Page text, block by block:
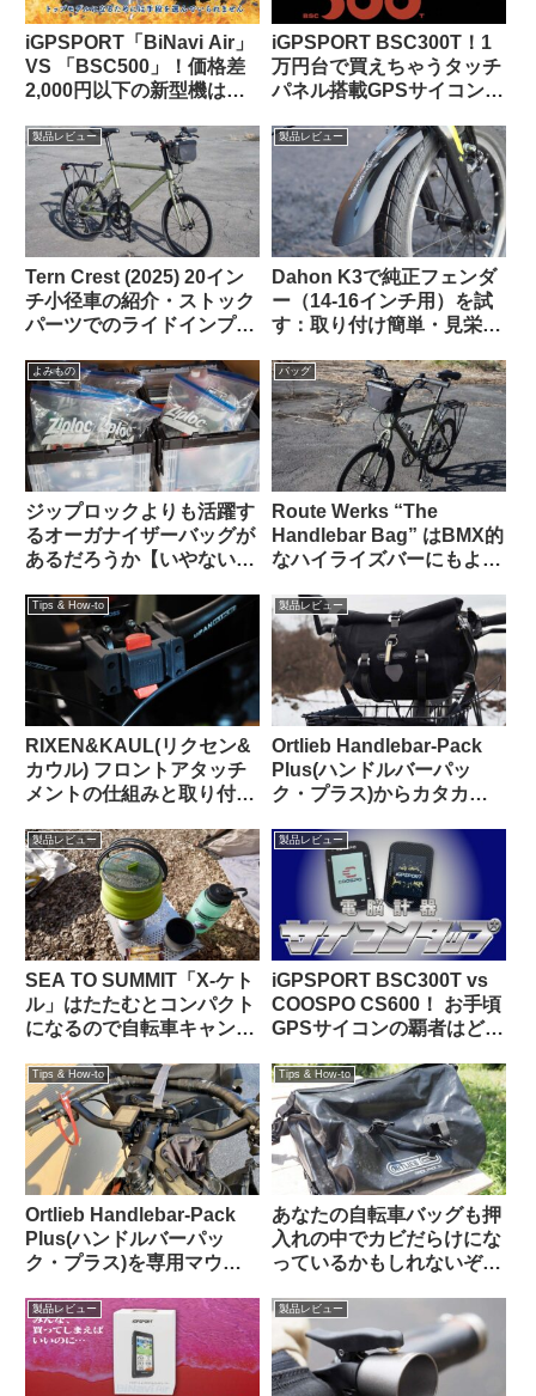
iGPSPORT「BiNavi Air」
VS 「BSC500」！価格差
2,000円以下の新型機は、
るの？
iGPSPORT BSC300T！1
万円台で買えちゃうタッチ
パネル搭載GPSサイコンっ
製品レビュー
Tern Crest (2025) 20イン
チ小径車の紹介・ストック
パーツでのライドインプレ
い上質なミニベロ】
製品レビュー
Dahon K3で純正フェンダ
ー（14-16インチ用）を試
す：取り付け簡単・見栄え
きる？
よみもの
ジップロックよりも活躍す
るオーガナイザーバッグが
あるだろうか【いやない・
バッグ
Route Werks “The
Handlebar Bag” はBMX的
なハイライズバーにもよく
【Tern CRESTで使う】
Tips & How-to
RIXEN&KAUL(リクセン&
カウル) フロントアタッチ
メントの仕組みと取り付け
製品レビュー
Ortlieb Handlebar-Pack
Plus(ハンドルバーパッ
ク・プラス)からカタカタ
はこれだった【豆感想】
製品レビュー
SEA TO SUMMIT「X-ケト
ル」はたたむとコンパクト
になるので自転車キャンツ
ン
製品レビュー
iGPSPORT BSC300T vs
COOSPO CS600！ お手頃
GPSサイコンの覇者はどっ
Tips & How-to
Ortlieb Handlebar-Pack
Plus(ハンドルバーパッ
ク・プラス)を専用マウン
クに置いてみた
Tips & How-to
あなたの自転車バッグも押
入れの中でカビだらけにな
っているかもしれないぞ
っておきたいメンテナン
ス】
製品レビュー 製品レビュー